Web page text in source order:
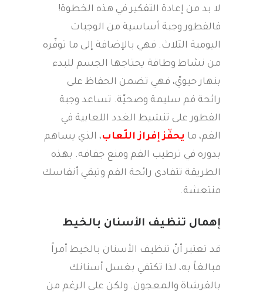
لا بد من إعادة التفكير في هذه الخطوة!
فالفطور وجبة أساسية من الوجبات
اليومية الثلاث. فهي بالإضافة إلى ما توفّره
من نشاط وطاقة يحتاجها الجسم للبدء
بنهار حيويّ، فهي تضمن الحفاظ على
رائحة فم سليمة وصحيّة. تساعد وجبة
الفطور على تنشيط الغدد اللعابية في
الفم، ما يحفّز إفراز اللّعاب، الذي يساهم
بدوره في ترطيب الفم ومنع جفافه. بهذه
الطريقة تتفادى رائحة الفم وتبقي أنفاسك
منتعشة.
إهمال تنظيف الأسنان بالخيط
قد تعتبر أنّ تنظيف الأسنان بالخيط أمراً
مبالغاً به، لذا تكتفي بغسل أسنانك
بالفرشاة والمعجون. ولكن على الرغم من